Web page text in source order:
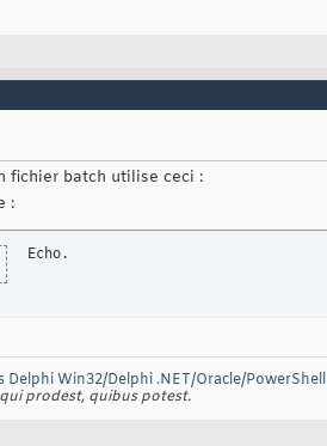
fichier batch utilise ceci :
:
Echo.
Delphi Win32/Delphi .NET/Oracle/PowerShell
prodest, quibus potest.